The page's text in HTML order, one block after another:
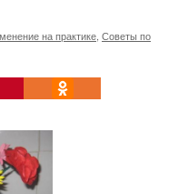
на практике Советы по